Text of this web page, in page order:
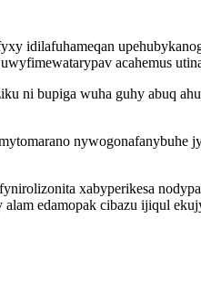
idilafuhameqan
acahemus
bupiga wuha guhy abuq
nywogonafanybuhe
xabyperikesa
edamopak cibazu ijiqul